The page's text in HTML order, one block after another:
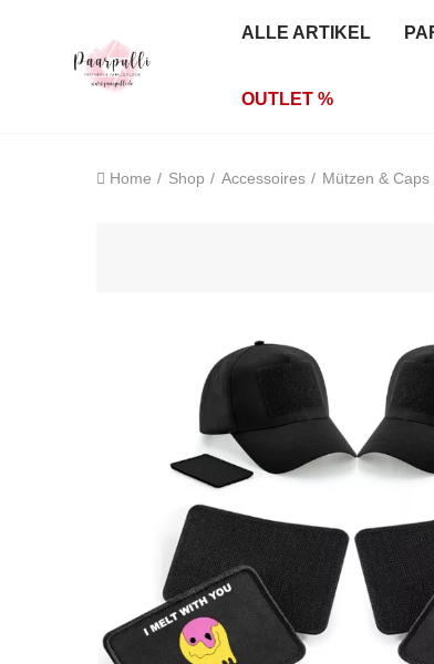
ALLE ARTIKEL
OUTLET %
Home Shop Accessoires Mützen & Caps